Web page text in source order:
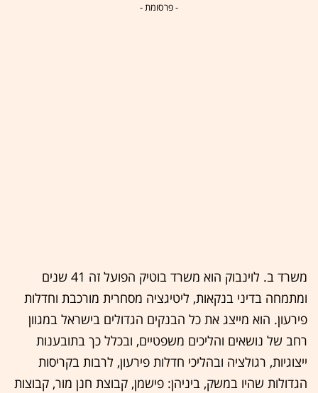
- פרסומת -
משרד ב. לוינבוק הוא משרד בוטיק הפועל זה 41 שנים
ומתמחה בדיני בנקאות, ליטיגציה מסחרית מורכבת וחדלות
פירעון. הוא מייצג את כל הבנקים הגדולים בישראל במגוון
רחב של נושאים והליכים משפטיים, ובכלל כך בתובענות
ייצוגיות, רגולציה ובהליכי חדלות פירעון, לרבות בקריסות
הגדולות שהיו במשק, ביניהן: פישמן, קבוצת חנן מור, קבוצות